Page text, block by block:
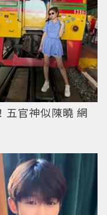
五官神似陳曉 網